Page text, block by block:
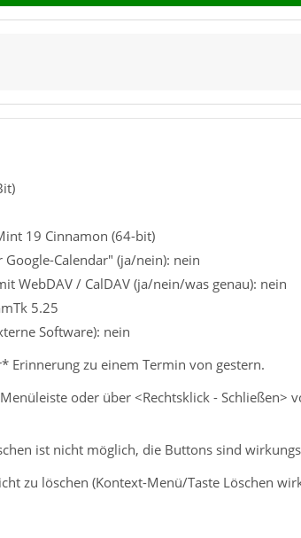
19 Cinnamon (64-bit)
Calendar" (ja/nein): nein
WebDAV / CalDAV (ja/nein/was genau): nein
5.25
Software): nein
Erinnerung zu einem Termin von gestern.
oder über <Rechtsklick -
ist nicht möglich, die Buttons sind
zu löschen (Kontext-Menü/Taste Löschen